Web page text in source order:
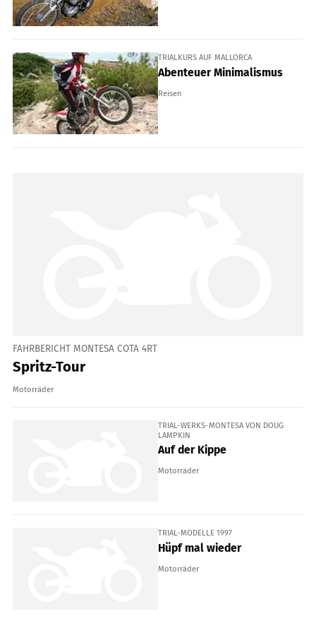
TRIALKURS AUF MALLORCA
Abenteuer Minimalismus
Reisen
FAHRBERICHT MONTESA COTA 4RT
Spritz-Tour
Motorräder
TRIAL-WERKS-MONTESA VON DOUG
LAMPKIN
Auf der Kippe
Motorräder
TRIAL-MODELLE 1997
Hüpf mal wieder
Motorräder